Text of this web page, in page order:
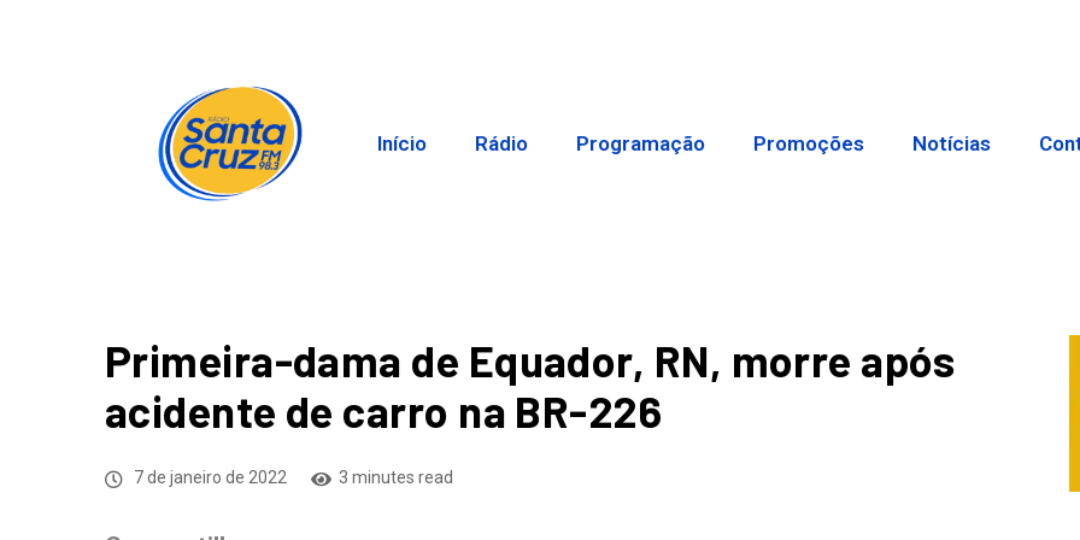
Início Rádio Programação Promoções Notícias
Primeira-dama de Equador, RN, morre após
acidente de carro na BR-226
7 de janeiro de 2022 3 minutes read